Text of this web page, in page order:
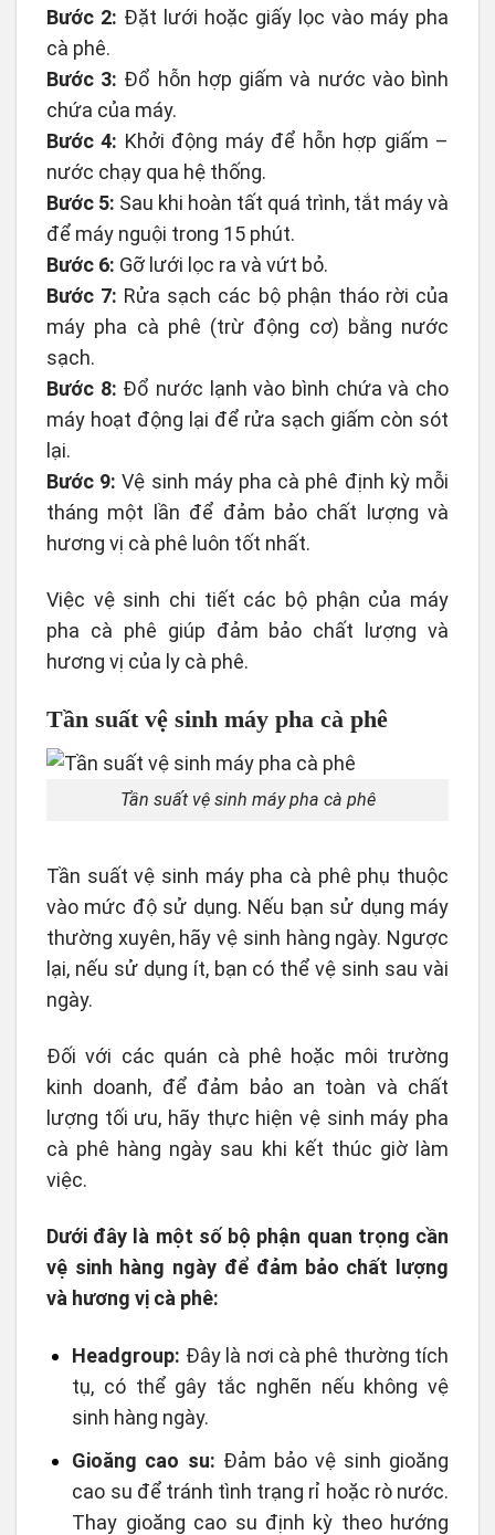
Bước 2: Đặt lưới hoặc giấy lọc vào máy pha
cà phê.
Bước 3: Đổ hỗn hợp giấm và nước vào bình
chứa của máy.
Bước 4: Khởi động máy để hỗn hợp giấm –
nước chạy qua hệ thống.
Bước 5: Sau khi hoàn tất quá trình, tắt máy và
để máy nguội trong 15 phút.
Bước 6: Gỡ lưới lọc ra và vứt bỏ.
Bước 7: Rửa sạch các bộ phận tháo rời của
máy pha cà phê (trừ động cơ) bằng nước
sạch.
Bước 8: Đổ nước lạnh vào bình chứa và cho
máy hoạt động lại để rửa sạch giấm còn sót
lại.
Bước 9: Vệ sinh máy pha cà phê định kỳ mỗi
tháng một lần để đảm bảo chất lượng và
hương vị cà phê luôn tốt nhất.
Việc vệ sinh chi tiết các bộ phận của máy
pha cà phê giúp đảm bảo chất lượng và
hương vị của ly cà phê.
Tần suất vệ sinh máy pha cà phê
Tần suất vệ sinh máy pha cà phê
Tần suất vệ sinh máy pha cà phê phụ thuộc
vào mức độ sử dụng. Nếu bạn sử dụng máy
thường xuyên, hãy vệ sinh hàng ngày. Ngược
lại, nếu sử dụng ít, bạn có thể vệ sinh sau vài
ngày.
Đối với các quán cà phê hoặc môi trường
kinh doanh, để đảm bảo an toàn và chất
lượng tối ưu, hãy thực hiện vệ sinh máy pha
cà phê hàng ngày sau khi kết thúc giờ làm
việc.
Dưới đây là một số bộ phận quan trọng cần
vệ sinh hàng ngày để đảm bảo chất lượng
và hương vị cà phê:
Headgroup: Đây là nơi cà phê thường tích
tụ, có thể gây tắc nghẽn nếu không vệ
sinh hàng ngày.
Gioăng cao su: Đảm bảo vệ sinh gioăng
cao su để tránh tình trạng rỉ hoặc rò nước.
Thay gioăng cao su định kỳ theo hướng